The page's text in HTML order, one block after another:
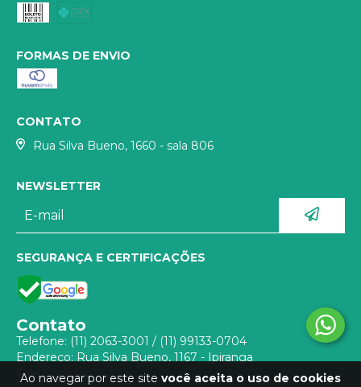
Ao navegar por este site você aceita o uso de cookies
FORMAS DE ENVIO
CONTATO
Rua Silva Bueno, 1660 - sala 806
NEWSLETTER
SEGURANÇA E CERTIFICAÇÕES
Contato
Telefone: (11) 2063-3001 / (11) 99133-0704
Endereço: Rua Silva Bueno, 1167 - Ipiranga
Fale Conosco